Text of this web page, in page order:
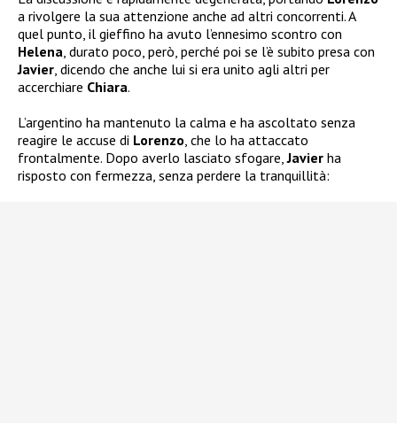
a rivolgere la sua attenzione anche ad altri concorrenti. A
quel punto, il gieffino ha avuto l’ennesimo scontro con
Helena, durato poco, però, perché poi se l’è subito presa con
Javier, dicendo che anche lui si era unito agli altri per
accerchiare Chiara.
L’argentino ha mantenuto la calma e ha ascoltato senza
reagire le accuse di Lorenzo, che lo ha attaccato
frontalmente. Dopo averlo lasciato sfogare,Javier ha
risposto con fermezza, senza perdere la tranquillità: